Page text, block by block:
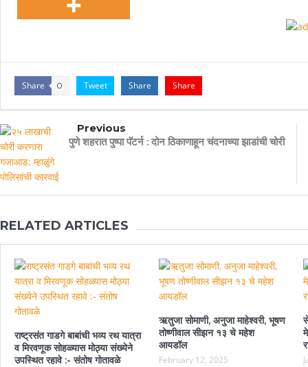
Share 0 Tweet Share Share
Previous
पुणे शहरात पुष्पा पॅटर्न : दोन ठिकाणाहून चंदनाच्या झाडांची चोरी
RELATED ARTICLES
राष्ट्रसंत गाडगे बाबांची भव्य रथ यात्रा
व मिरवणूक सोहळ्यास मोठ्या संख्येने
उपस्थित रहावे :- संतोष गोतावळे
ऋतुजा सोमाणी, अनुजा माहेश्वरी, भूषण
तोष्णीवाल सीझन १३ चे महेश
आयडॉल
February 12, 2025